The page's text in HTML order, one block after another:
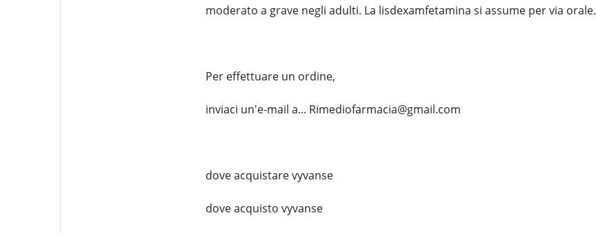
moderato a grave negli adulti. La lisdexamfetamina si assume per via orale.
Per effettuare un ordine,
inviaci un'e-mail a... Rimediofarmacia@gmail.com
dove acquistare vyvanse
dove acquisto vyvanse